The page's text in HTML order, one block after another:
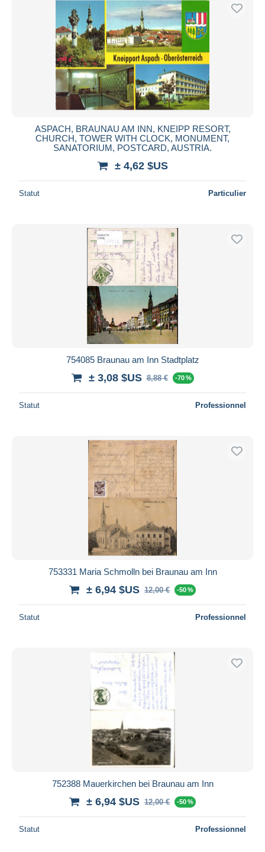
ASPACH, BRAUNAU AM INN, KNEIPP RESORT,
CHURCH, TOWER WITH CLOCK, MONUMENT,
SANATORIUM, POSTCARD, AUSTRIA.
± 4,62 $US
Statut Particulier
754085 Braunau am Inn Stadtplatz
± 3,08 $US 8,88 € -70 %
Statut Professionnel
753331 Maria Schmolln bei Braunau am Inn
± 6,94 $US 12,00 € -50 %
Statut Professionnel
752388 Mauerkirchen bei Braunau am Inn
± 6,94 $US 12,00 € -50 %
Statut Professionnel